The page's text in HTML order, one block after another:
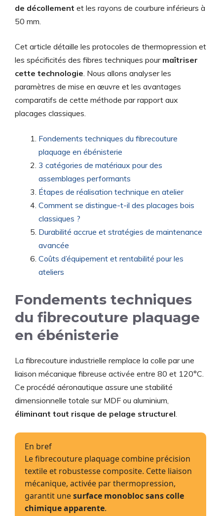
de décollement et les rayons de courbure inférieurs à
50 mm.
Cet article détaille les protocoles de thermopression et
les spécificités des fibres techniques pour maîtriser
cette technologie. Nous allons analyser les
paramètres de mise en œuvre et les avantages
comparatifs de cette méthode par rapport aux
placages classiques.
Fondements techniques du fibrecouture
plaquage en ébénisterie
3 catégories de matériaux pour des
assemblages performants
Étapes de réalisation technique en atelier
Comment se distingue-t-il des placages bois
classiques ?
Durabilité accrue et stratégies de maintenance
avancée
Coûts d’équipement et rentabilité pour les
ateliers
Fondements techniques
du fibrecouture plaquage
en ébénisterie
La fibrecouture industrielle remplace la colle par une
liaison mécanique fibreuse activée entre 80 et 120°C.
Ce procédé aéronautique assure une stabilité
dimensionnelle totale sur MDF ou aluminium,
éliminant tout risque de pelage structurel.
En bref
Le fibrecouture plaquage combine précision
textile et robustesse composite. Cette liaison
mécanique, activée par thermopression,
garantit unesurface monobloc sans colle
chimique apparente.